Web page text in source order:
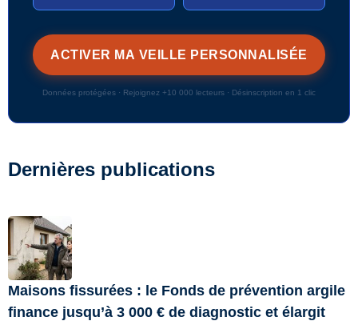
Données protégées · Rejoignez +10 000 lecteurs · Désinscription en 1 clic
Dernières publications
Maisons fissurées : le Fonds de prévention argile
finance jusqu’à 3 000 € de diagnostic et élargit